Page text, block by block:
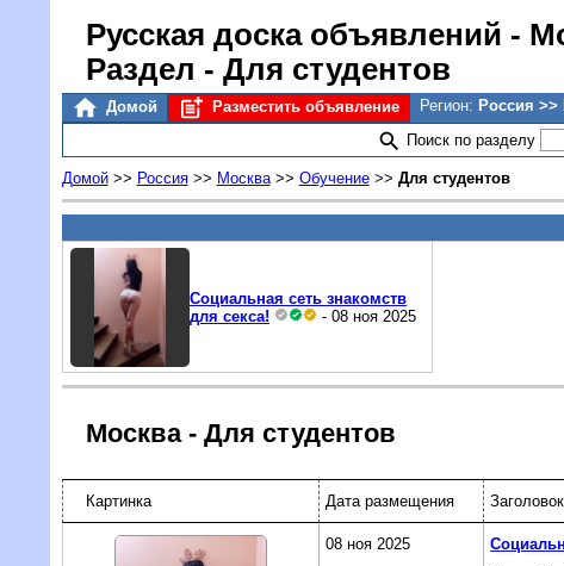
Русская доска объявлений -
Раздел - Для студентов
Домой Разместить объявление Регион: Россия
Поиск по разделу
Домой>> Россия>> Москва>> Обучение>> Для студентов
Социальная сеть знакомств
для секса!
- 08 ноя 2025
Москва - Для студентов
Картинка Дата размещения Заголовок
08 ноя 2025